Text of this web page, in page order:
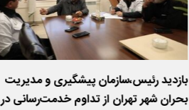
بازدید رئیس،سازمان پیشگیری و مدیریت
بحران شهر تهران از تداوم خدمت‌رسانی در